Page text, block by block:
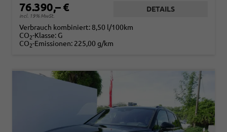
76.390,– €
incl. 19% MwSt.
DETAILS
Verbrauch kombiniert: 8,50 l/100km
CO2-Klasse: G
CO2-Emissionen: 225,00 g/km